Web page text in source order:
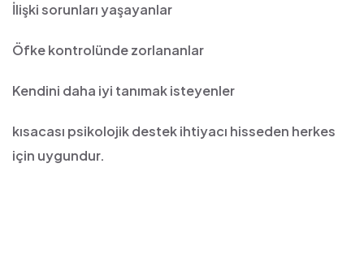
İlişki sorunları yaşayanlar
Öfke kontrolünde zorlananlar
Kendini daha iyi tanımak isteyenler
kısacası psikolojik destek ihtiyacı hisseden herkes
için uygundur.